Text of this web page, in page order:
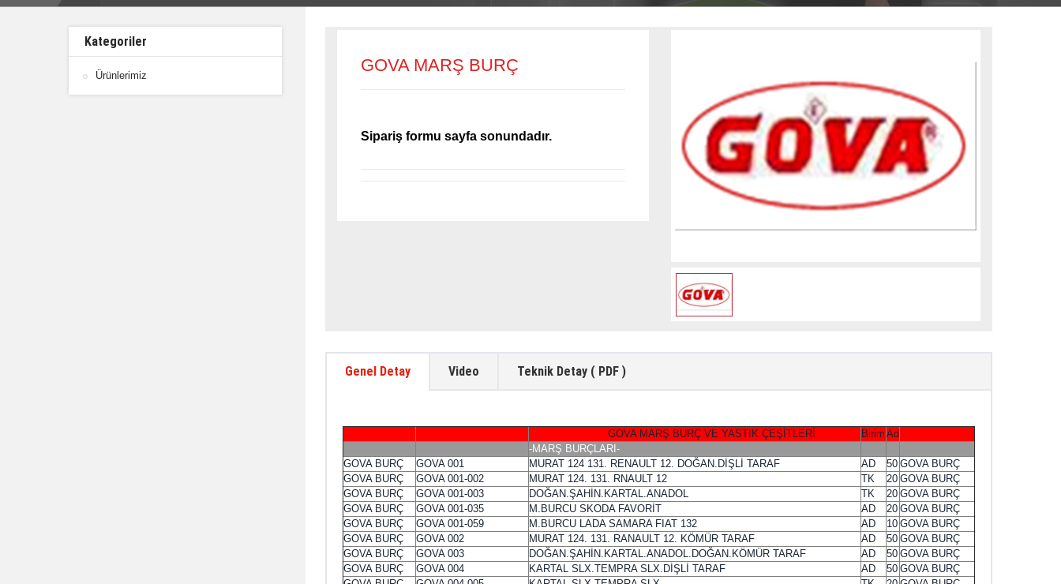
Kategoriler
Ürünlerimiz
GOVA MARŞ BURÇ
Sipariş formu sayfa sonundadır.
Genel Detay Video Teknik Detay ( PDF )
GOVA MARŞ BURÇ VE YASTIK ÇEŞİTLERİ Birim Ad
-MARŞ BURÇLARI-
GOVA BURÇ
GOVA 001 MURAT 124 131. RENAULT 12. DOĞAN.DİŞLİ TARAF AD 50 GOVA BURÇ
GOVA BURÇ
GOVA 001-002 MURAT 124. 131. RNAULT 12 TK 20 GOVA BURÇ
GOVA BURÇ
GOVA 001-003 DOĞAN.ŞAHİN.KARTAL.ANADOL TK 20 GOVA BURÇ
GOVA BURÇ
GOVA 001-035 M.BURCU SKODA FAVORİT AD 20 GOVA BURÇ
GOVA BURÇ
GOVA 001-059 M.BURCU LADA SAMARA FIAT 132 AD 10 GOVA BURÇ
GOVA BURÇ
GOVA 002 MURAT 124. 131. RANAULT 12. KÖMÜR TARAF AD 50 GOVA BURÇ
GOVA BURÇ
GOVA 003 DOĞAN.ŞAHİN.KARTAL.ANADOL.DOĞAN.KÖMÜR TARAF AD 50 GOVA BURÇ
GOVA BURÇ
GOVA 004 KARTAL SLX.TEMPRA SLX.DİŞLİ TARAF AD 50 GOVA BURÇ